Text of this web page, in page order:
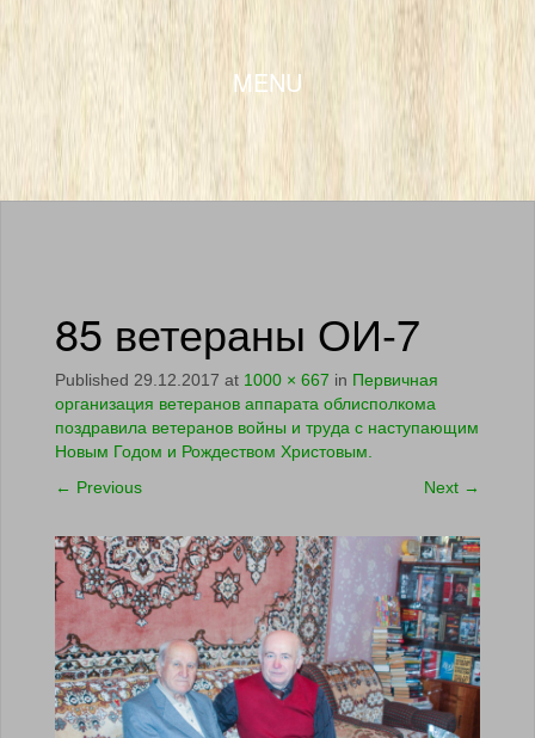
MENU
SKIP TO CONTENT
85 ветераны ОИ-7
Published 29.12.2017 at 1000 × 667 in Первичная
организация ветеранов аппарата облисполкома
поздравила ветеранов войны и труда с наступающим
Новым Годом и Рождеством Христовым.
← Previous Next →